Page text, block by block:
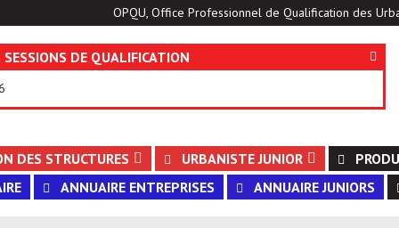
OPQU, Office Professionnel de Qualification des
SESSIONS DE QUALIFICATION
DES STRUCTURES URBANISTE JUNIOR
ANNUAIRE ENTREPRISES ANNUAIRE JUNIORS